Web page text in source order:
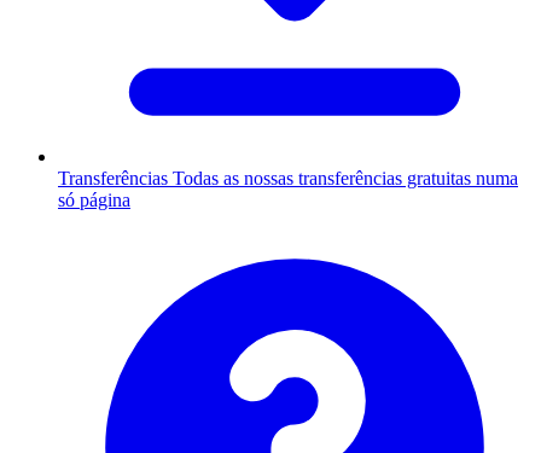
Transferências Todas as nossas transferências gratuitas numa
só página